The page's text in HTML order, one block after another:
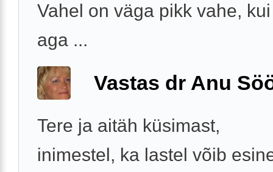
Vahel on väga pikk vahe,
aga ...
Vastas dr Anu
Tere ja aitäh küsimast,
inimestel, ka lastel võib